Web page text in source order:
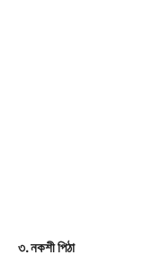
৩. নকশী পিঠা